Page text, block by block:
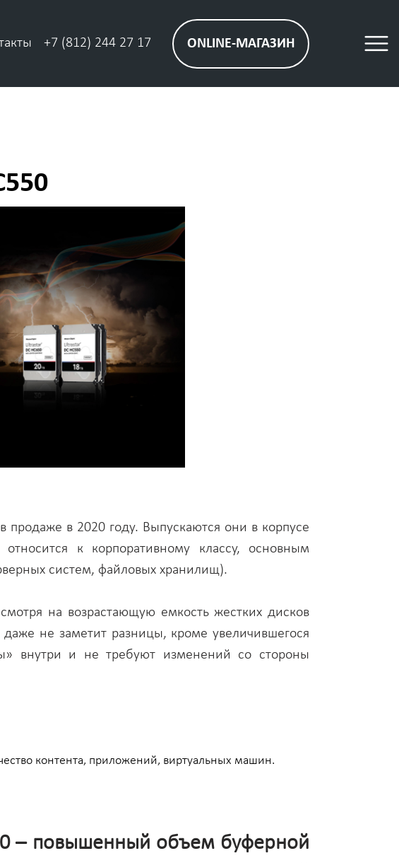
+7 (812) 244 27 17 ONLINE-МАГАЗИН
в 2020 году. Выпускаются они в корпусе
к корпоративному классу, основным
систем, файловых хранилищ).
на возрастающую емкость жестких дисков
даже не заметит разницы, кроме увеличившегося
внутри и не требуют изменений со стороны
контента, приложений, виртуальных машин.
– повышенный объем буферной